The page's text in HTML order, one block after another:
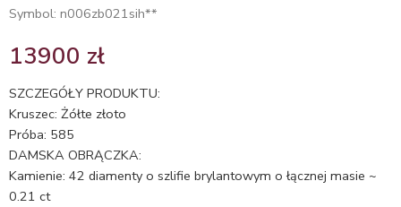
Symbol: n006zb021sih**
13900 zł
SZCZEGÓŁY PRODUKTU:
Kruszec: Żółte złoto
Próba: 585
DAMSKA OBRĄCZKA:
Kamienie: 42 diamenty o szlifie brylantowym o łącznej masie ~
0.21 ct